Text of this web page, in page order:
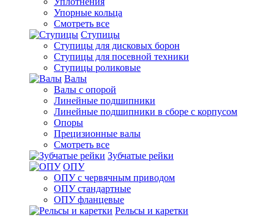
Упорные кольца
Смотреть все
Ступицы
Ступицы для дисковых борон
Ступицы для посевной техники
Ступицы роликовые
Валы
Валы с опорой
Линейные подшипники
Линейные подшипники в сборе с корпусом
Опоры
Прецизионные валы
Смотреть все
Зубчатые рейки
ОПУ
ОПУ с червячным приводом
ОПУ стандартные
ОПУ фланцевые
Рельсы и каретки